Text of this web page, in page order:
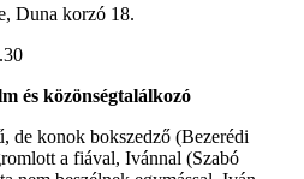
Duna korzó 18.
és közönségtalálkozó
de konok bokszedző (Bezerédi
a fiával, Ivánnal (Szabó